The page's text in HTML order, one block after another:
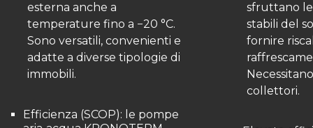
esterna anche a
temperature fino a −20 °C.
Sono versatili, convenienti e
adatte a diverse tipologie di
immobili.
Efficienza (SCOP): le pompe
sfruttano
stabili del
fornire
collettori.